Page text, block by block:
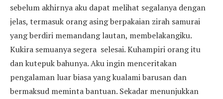
sebelum akhirnya aku dapat melihat segalanya dengan
jelas, termasuk orang asing berpakaian zirah samurai
yang berdiri memandang lautan, membelakangiku.
Kukira semuanya segera selesai. Kuhampiri orang itu
dan kutepuk bahunya. Aku ingin menceritakan
pengalaman luar biasa yang kualami barusan dan
bermaksud meminta bantuan. Sekadar menunjukkan